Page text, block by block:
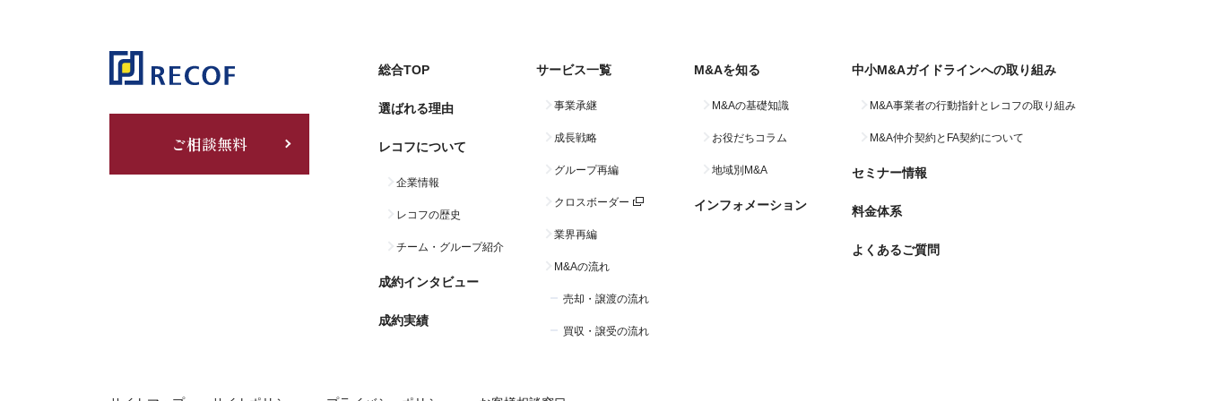
総合TOP
選ばれる理由
レコフについて
企業情報
レコフの歴史
チーム・グループ紹介
成約インタビュー
成約実績
サービス一覧
事業承継
成長戦略
グループ再編
クロスボーダー
業界再編
M&Aの流れ
売却・譲渡の流れ
買収・譲受の流れ
M&Aを知る
M&Aの基礎知識
お役だちコラム
地域別M&A
インフォメーション
中小M&Aガイドラインへの取り組み
M&A事業者の行動指針と レコフの取り組み
M&A仲介契約と FA契約について
セミナー情報
料金体系
よくあるご質問
ご相談無料